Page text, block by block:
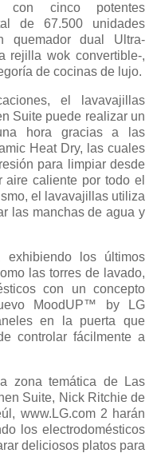
con cinco potentes
de 67.500 unidades
quemador dual Ultra-
rejilla wok convertible-,
de cocinas de lujo.
el lavavajillas
Suite puede realizar un
hora gracias a las
Heat Dry, las cuales
para limpiar desde
aire caliente por todo el
el lavavajillas utiliza
las manchas de agua y
los últimos
las torres de lavado,
con un concepto
MoodUP™ by LG
en la puerta que
controlar fácilmente a
zona temática de Las
Suite, Nick Ritchie de
www.LG.com 2 harán
los electrodomésticos
deliciosos platos para